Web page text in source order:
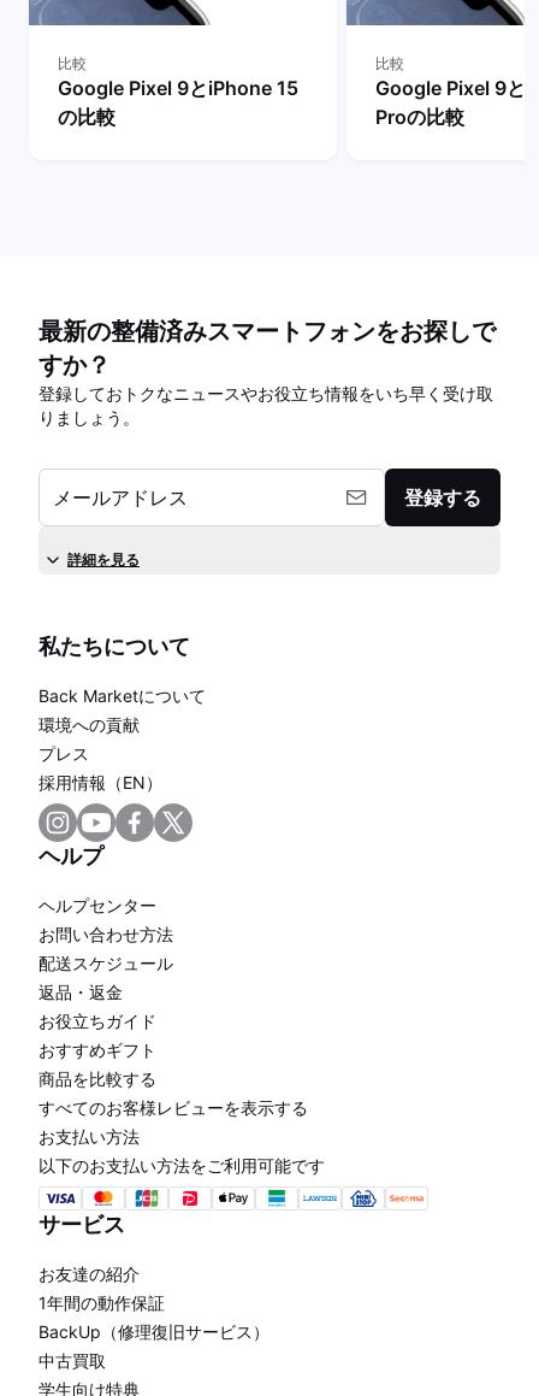
比較
Google Pixel 9とiPhone 15
の比較
比較
Google Pixel 9と
Proの比較
最新の整備済みスマートフォンをお探しで
すか？
登録しておトクなニュースやお役立ち情報をいち早く受け取
りましょう。
メールアドレス 登録する
詳細を見る
私たちについて
Back Marketについて
環境への貢献
プレス
採用情報（EN）
ヘルプ
ヘルプセンター
お問い合わせ方法
配送スケジュール
返品・返金
お役立ちガイド
おすすめギフト
商品を比較する
すべてのお客様レビューを表示する
お支払い方法
以下のお支払い方法をご利用可能です
サービス
お友達の紹介
1年間の動作保証
BackUp（修理復旧サービス）
中古買取
学生向け特典